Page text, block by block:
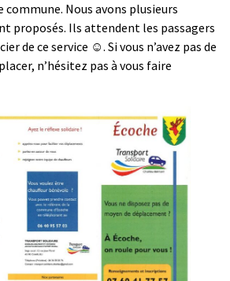
commune. Nous avons plusieurs
proposés. Ils attendent les passagers
de ce service ☺. Si vous n’avez pas de
n’hésitez pas à vous faire